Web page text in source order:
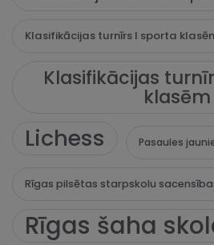
Klasifikācijas turnīrs I sporta
Klasifikācijas
klasēm
Lichess Pasaules
Rīgas pilsētas starpskolu
Rīgas šaha